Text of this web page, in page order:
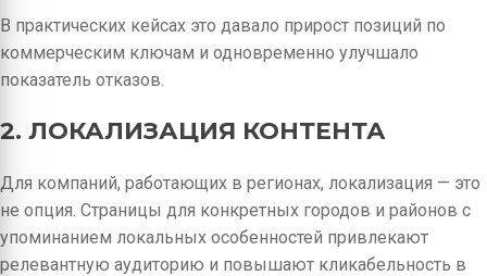
В практических кейсах это давало прирост позиций по
коммерческим ключам и одновременно улучшало
показатель отказов.
2. ЛОКАЛИЗАЦИЯ КОНТЕНТА
Для компаний, работающих в регионах, локализация — это
не опция. Страницы для конкретных городов и районов с
упоминанием локальных особенностей привлекают
релевантную аудиторию и повышают кликабельность в